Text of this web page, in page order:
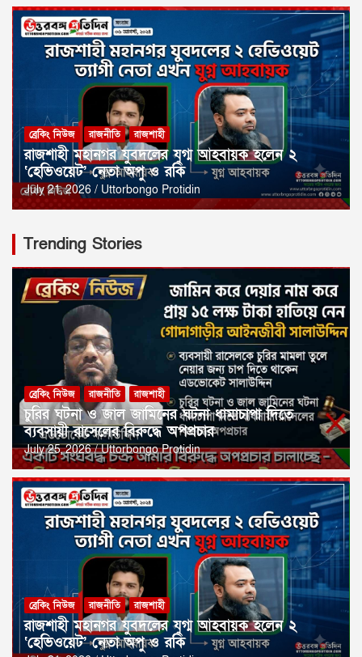
ব্রেকিং নিউজ রাজনীতি রাজশাহী
রাজশাহী মহানগর যুবদলের যুগ্ম আহবায়ক হলেন ২
‘হেভিওয়েট’ নেতা অপু ও রকি
July 21, 2026 Uttorbongo Protidin
Trending Stories
ব্রেকিং নিউজ রাজনীতি রাজশাহী
চুরির ঘটনা ও জাল জামিনের ঘটনা ধামাচাপা দিতে
ব্যবসায়ী রাসেলের বিরুদ্ধে অপপ্রচার
July 25, 2026 Uttorbongo Protidin
ব্রেকিং নিউজ রাজনীতি রাজশাহী
রাজশাহী মহানগর যুবদলের যুগ্ম আহবায়ক হলেন ২
‘হেভিওয়েট’ নেতা অপু ও রকি